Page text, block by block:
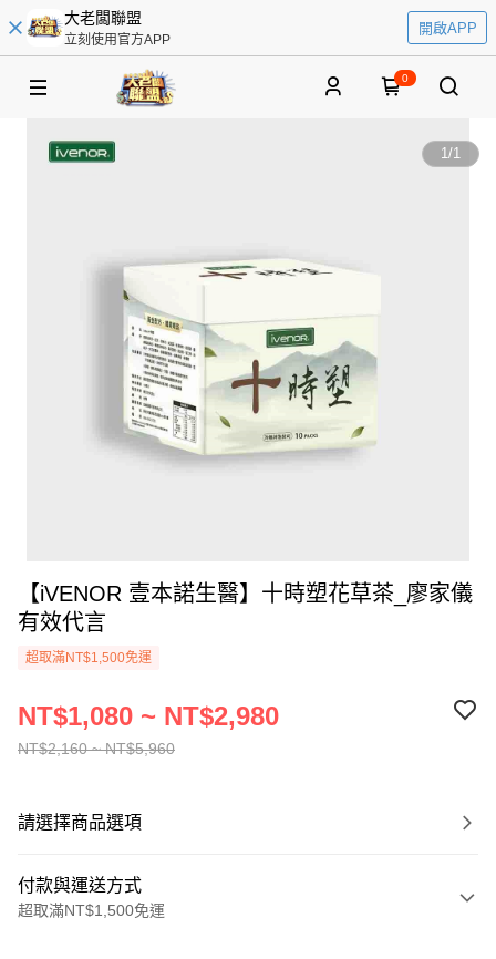
大老闆聯盟
立刻使用官方APP
開啟APP
0
1/1
【iVENOR 壹本諾生醫】十時塑花草茶_廖家儀
有效代言
超取滿NT$1,500免運
NT$2,160 ~ NT$5,960
NT$1,080 ~ NT$2,980
請選擇商品選項
付款與運送方式
超取滿NT$1,500免運